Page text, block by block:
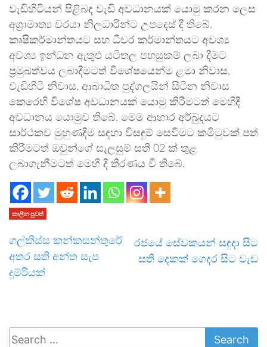
වැඩිහිටියන් පිළිබඳ වැඩි අවධානයක් යොමු කරන ලෙස
අග්‍රාමාත්‍ය වරයා නිලධාරින්ට උපදෙස් දී තිබේ.
කෘෂිකර්මාන්තයට සහ ධීවර කර්මාන්තයට අවශ්‍ය
අවශ්‍ය ඉන්ධන ඇතුළු යටිතල පහසුකම් ලබා දීමට
ප්‍රමුඛත්වය ලබාදීමටත් විශේෂයෙන්ම ළමා නිවාස,
වැඩිහිටි නිවාස, ආබාධිත පුද්ගලයින් සිටින නිවාස
කෙරෙහි විශේෂ අවධානයක් යොමු කිරීමටත් මෙහිදී
අවධානය යොමුව තිබේ. මෙම ආහාර අර්බුදයට
සාර්ථකව මුහුණදීම සඳහා විසඳුම් සෙවීමට කමිටුවක් පත්
කිරීමටත් ඔවුන්ගේ සැලසුම් සති 02 ක් තුළ
ලබාගැනීමටත් මෙහි දී තීරණය වී තිබේ.
කාලීන පුවත්
ගල්කිස්ස කන්කසන්තුරේ
අතර සති අන්ත සැප
දුම්රියක්
රජයේ සේවකයන් සඳුදා සිට
සති දෙකක් ගෙදර සිට වැඩ